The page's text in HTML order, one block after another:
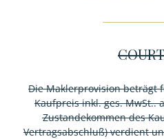
Die Maklerprovision beträgt
Kaufpreis inkl. ges. MwSt..
Zustandekommen des
Vertragsabschluß) verdient